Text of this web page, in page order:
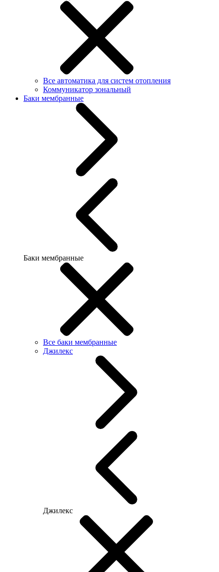
Все автоматика для систем отопления
Коммуникатор зональный
Баки мембранные
Баки мембранные
Все баки мембранные
Джилекс
Джилекс